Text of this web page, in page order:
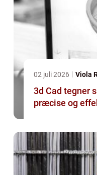
02 juli 2026 Viola
3d Cad tegner sådan skaber du
præcise og